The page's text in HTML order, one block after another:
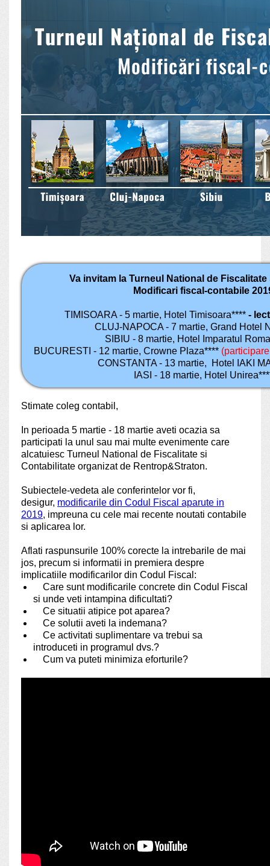
Va invitam la Turneul National de
Modificari fiscal-contabile
TIMISOARA - 5 martie, Hotel Timisoara**** -
CLUJ-NAPOCA - 7 martie, Grand Hotel
SIBIU - 8 martie, Hotel Imparatul
BUCURESTI - 12 martie, Crowne Plaza****
CONSTANTA - 13 martie, Hotel IAKI
IASI - 18 martie, Hotel
Stimate coleg contabil,
In perioada 5 martie - 18 martie aveti ocazia sa
participati la unul sau mai multe evenimente care
alcatuiesc Turneul National de Fiscalitate si
Contabilitate organizat de Rentrop&Straton.
Subiectele-vedeta ale conferintelor vor fi,
desigur, modificarile din Codul Fiscal aparute in
2019, impreuna cu cele mai recente noutati contabile
si aplicarea lor.
Aflati raspunsurile 100% corecte la intrebarile de mai
jos, precum si informatii in premiera despre
implicatiile modificarilor din Codul Fiscal:
Care sunt modificarile concrete din Codul Fiscal
si unde veti intampina dificultati?
Ce situatii atipice pot aparea?
Ce solutii aveti la indemana?
Ce activitati suplimentare va trebui sa
introduceti in programul dvs.?
Cum va puteti minimiza eforturile?